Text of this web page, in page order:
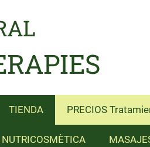
TIENDA PRECIOS